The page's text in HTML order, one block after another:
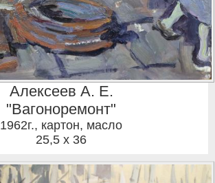
Алексеев А. Е.
"Вагоноремонт"
1962г., картон, масло
25,5 x 36